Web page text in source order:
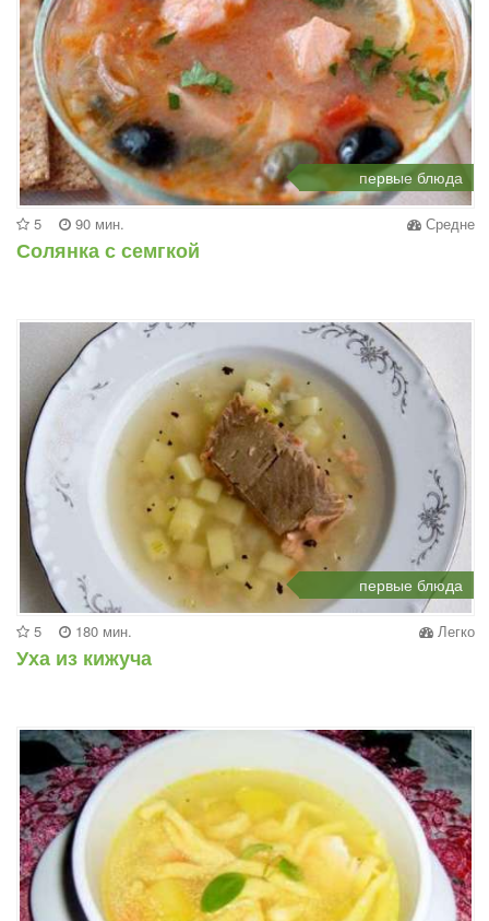
первые блюда
5 90 мин. Средне
Солянка с семгкой
первые блюда
5 180 мин. Легко
Уха из кижуча